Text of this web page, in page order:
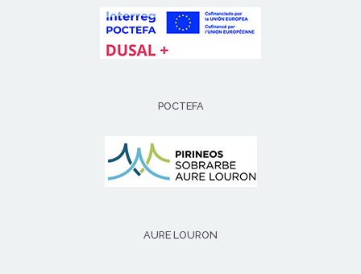
POCTEFA
AURE LOURON